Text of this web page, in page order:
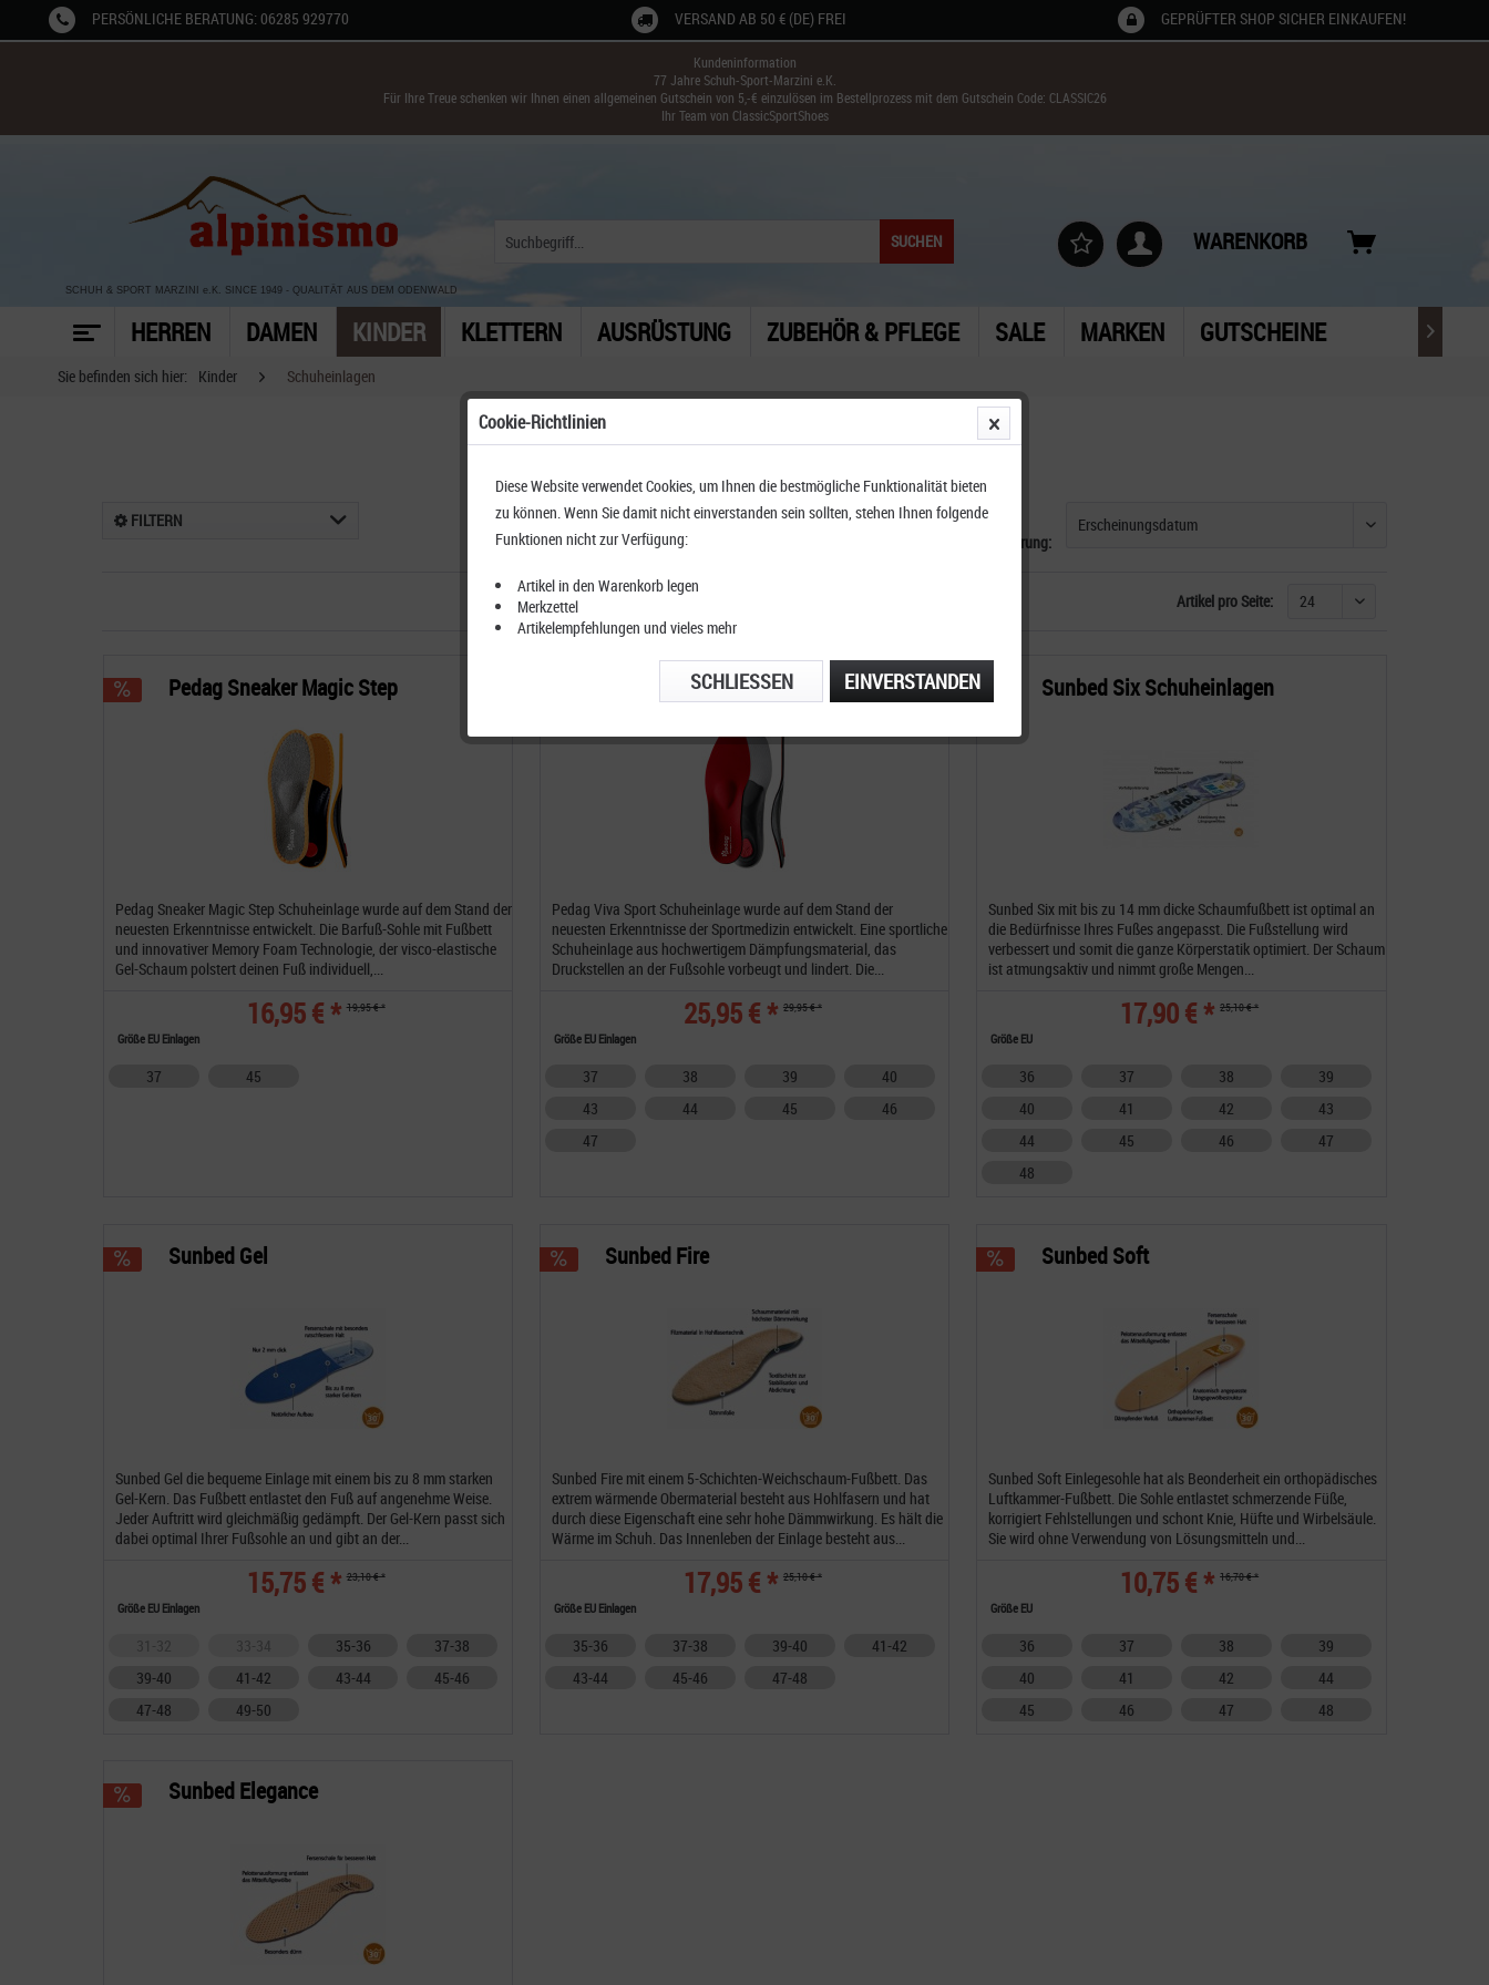
PERSÖNLICHE BERATUNG: 06285 929770 VERSAND AB 50 € (DE) FREI GEPRÜFTER SHOP SICHER EINKAUFEN!
Kundeninformation
77 Jahre Schuh-Sport-Marzini e.K.
Für Ihre Treue schenken wir Ihnen einen allgemeinen Gutschein von 5,-€ einzulösen im Bestellprozess mit dem Gutschein Code: CLASSIC26
Ihr Team von ClassicSportShoes
SCHUH & SPORT MARZINI e.K. SINCE 1949 - QUALITÄT AUS DEM ODENWALD
SUCHEN WARENKORB
HERREN DAMEN KINDER KLETTERN AUSRÜSTUNG ZUBEHÖR & PFLEGE SALE MARKEN GUTSCHEINE 
Sie befinden sich hier: Kinder Schuheinlagen
FILTERN
Sortierung:
Artikel pro Seite:
Pedag Sneaker Magic Step Schuheinlage wurde auf dem Stand der
neuesten Erkenntnisse entwickelt. Die Barfuß-Sohle mit Fußbett
und innovativer Memory Foam Technologie, der visco-elastische
Gel-Schaum polstert deinen Fuß individuell,...
16,95 € * 19,95 € *
Pedag Sneaker Magic Step
Größe EU Einlagen
37 45
Pedag Viva Sport Schuheinlage wurde auf dem Stand der
neuesten Erkenntnisse der Sportmedizin entwickelt. Eine sportliche
Schuheinlage aus hochwertigem Dämpfungsmaterial, das
Druckstellen an der Fußsohle vorbeugt und lindert. Die...
25,95 € * 29,95 € *
Pedag Viva Sport Schuheinlagen
Größe EU Einlagen
37 38 39
40
43
44 45
46
47
Sunbed Six mit bis zu 14 mm dicke Schaumfußbett ist optimal an
die Bedürfnisse Ihres Fußes angepasst. Die Fußstellung wird
verbessert und somit die ganze Körperstatik optimiert. Der Schaum
ist atmungsaktiv und nimmt große Mengen...
17,90 € * 25,10 € *
Sunbed Six Schuheinlagen
Größe EU
36 37 38
39
40
41 42
43
44
45 46
47
48
Sunbed Gel die bequeme Einlage mit einem bis zu 8 mm starken
Gel-Kern. Das Fußbett entlastet den Fuß auf angenehme Weise.
Jeder Auftritt wird gleichmäßig gedämpft. Der Gel-Kern passt sich
dabei optimal Ihrer Fußsohle an und gibt an der...
15,75 € * 23,10 € *
Sunbed Gel
Größe EU Einlagen
35-36
37-38
39-40
41-42 43-44
45-46
47-48
49-50
Sunbed Fire mit einem 5-Schichten-Weichschaum-Fußbett. Das
extrem wärmende Obermaterial besteht aus Hohlfasern und hat
durch diese Eigenschaft eine sehr hohe Dämmwirkung. Es hält die
Wärme im Schuh. Das Innenleben der Einlage besteht aus...
17,95 € * 25,10 € *
Sunbed Fire
Größe EU Einlagen
35-36 37-38 39-40
41-42
43-44
45-46 47-48
Sunbed Soft Einlegesohle hat als Beonderheit ein orthopädisches
Luftkammer-Fußbett. Die Sohle entlastet schmerzende Füße,
korrigiert Fehlstellungen und schont Knie, Hüfte und Wirbelsäule.
Sie wird ohne Verwendung von Lösungsmitteln und...
10,75 € * 16,70 € *
Sunbed Soft
Größe EU
36 37 38
39
40
41 42
44
45
46 47 48
Sunbed Elegance
Cookie-Richtlinien
Diese Website verwendet Cookies, um Ihnen die bestmögliche Funktionalität bieten
zu können. Wenn Sie damit nicht einverstanden sein sollten, stehen Ihnen folgende
Funktionen nicht zur Verfügung:
Artikel in den Warenkorb legen
Merkzettel
Artikelempfehlungen und vieles mehr
EINVERSTANDEN
SCHLIESSEN